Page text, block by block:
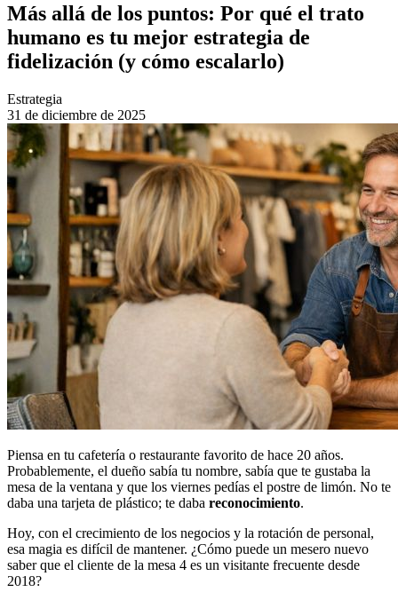
Más allá de los puntos: Por qué el trato
humano es tu mejor estrategia de
fidelización (y cómo escalarlo)
Estrategia
31 de diciembre de 2025
Piensa en tu cafetería o restaurante favorito de hace 20 años.
Probablemente, el dueño sabía tu nombre, sabía que te gustaba la
mesa de la ventana y que los viernes pedías el postre de limón. No te
daba una tarjeta de plástico; te daba reconocimiento.
Hoy, con el crecimiento de los negocios y la rotación de personal,
esa magia es difícil de mantener. ¿Cómo puede un mesero nuevo
saber que el cliente de la mesa 4 es un visitante frecuente desde
2018?